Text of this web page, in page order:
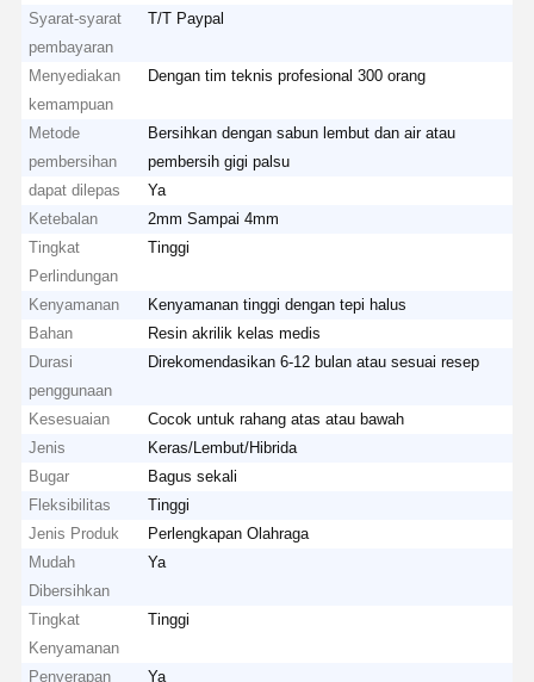
Syarat-syarat
pembayaran
T/T Paypal
Menyediakan
kemampuan
Dengan tim teknis profesional 300 orang
Metode
pembersihan
Bersihkan dengan sabun lembut dan air atau
pembersih gigi palsu
dapat dilepas
Ya
Ketebalan
2mm Sampai 4mm
Tingkat
Perlindungan
Tinggi
Kenyamanan
Kenyamanan tinggi dengan tepi halus
Bahan
Resin akrilik kelas medis
Durasi
penggunaan
Direkomendasikan 6-12 bulan atau sesuai resep
Kesesuaian
Cocok untuk rahang atas atau bawah
Jenis
Keras/Lembut/Hibrida
Bugar
Bagus sekali
Fleksibilitas
Tinggi
Jenis Produk
Perlengkapan Olahraga
Mudah
Dibersihkan
Ya
Tingkat
Kenyamanan
Tinggi
Penyerapan
Ya